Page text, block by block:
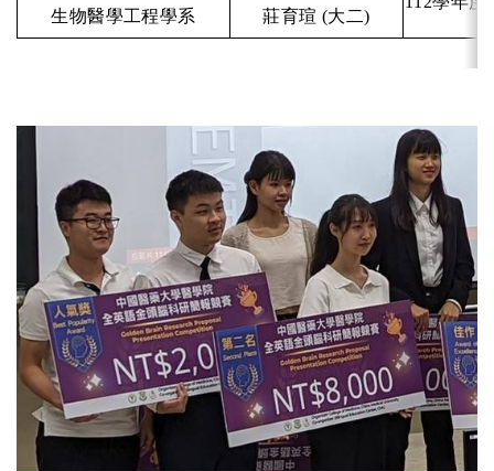
生物醫學工程學系
莊育瑄 (大二)